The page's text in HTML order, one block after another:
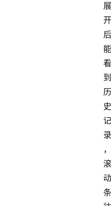
展
开
后
能
看
到
历
史
记
录
，
滚
动
条